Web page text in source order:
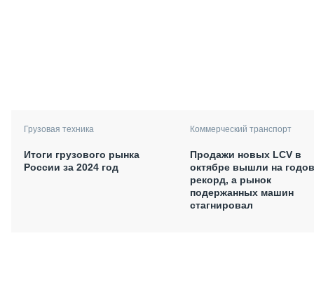
Грузовая техника
Итоги грузового рынка
России за 2024 год
Коммерческий транспорт
Продажи новых LCV в
октябре вышли на
рекорд, а рынок
подержанных машин
стагнировал